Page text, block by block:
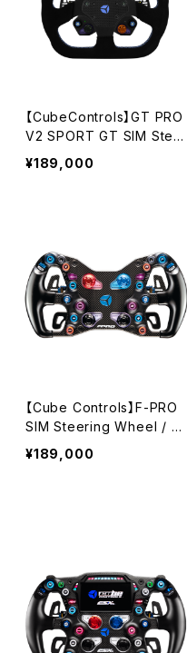
【CubeControls】GT PRO
V2 SPORT GT SIM Stee
ring Wheel 2パドル / US
B & Wifi type Black-Hub
¥189,000
【Cube Controls】F-PRO
SIM Steering Wheel / U
SB＆Wireless Dual Conn
¥189,000